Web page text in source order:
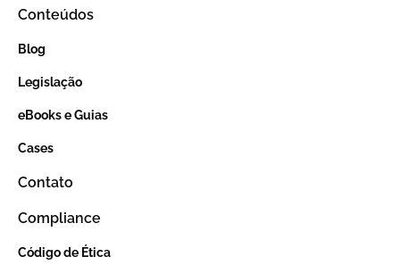
Conteúdos
Blog
Legislação
eBooks e Guias
Cases
Contato
Compliance
Código de Ética